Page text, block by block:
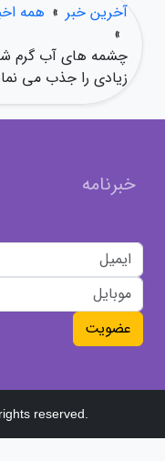
آخرین خبر » همه
»
چشمه های آب گرم
زیادی را جذب می
خبرنامه
عضویت
reserved.